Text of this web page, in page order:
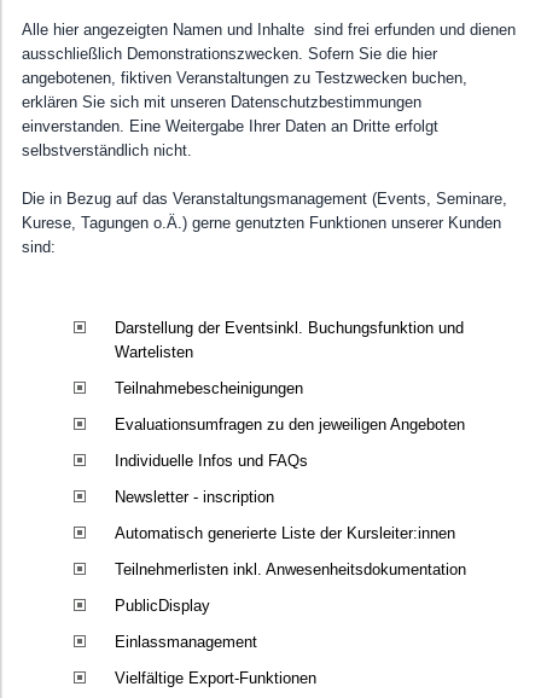
Über...
Alle hier angezeigten Namen und Inhalte sind frei erfunden und dienen
ausschließlich Demonstrationszwecken. Sofern Sie die hier
angebotenen, fiktiven Veranstaltungen zu Testzwecken buchen,
erklären Sie sich mit unseren Datenschutzbestimmungen
einverstanden. Eine Weitergabe Ihrer Daten an Dritte erfolgt
selbstverständlich nicht.
Die in Bezug auf das Veranstaltungsmanagement (Events, Seminare,
Kurese, Tagungen o.Ä.) gerne genutzten Funktionen unserer Kunden
sind:
Darstellung der Eventsinkl. Buchungsfunktion und
Wartelisten
Teilnahmebescheinigungen
Evaluationsumfragen zu den jeweiligen Angeboten
Individuelle Infos und FAQs
Newsletter - inscription
Automatisch generierte Liste der Kursleiter:innen
Teilnehmerlisten inkl. Anwesenheitsdokumentation
PublicDisplay
Einlassmanagement
Vielfältige Export-Funktionen